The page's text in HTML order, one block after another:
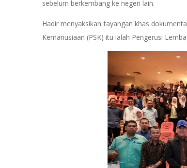
sebelum berkembang ke negeri lain.
Hadir menyaksikan tayangan khas
Kemanusiaan (PSK) itu ialah Pengerusi